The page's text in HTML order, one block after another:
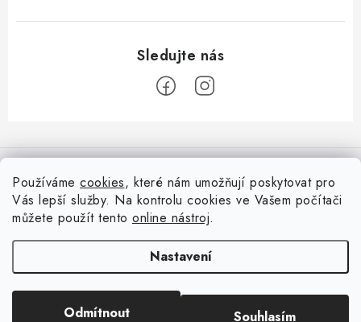
Používáme cookies, které nám umožňují poskytovat pro
Vás lepší služby. Na kontrolu cookies ve Vašem počítači
můžete použít tento online nástroj.
Nastavení
Odmítnout Souhlasím
á
Doprava
Oblíbené ♥️
Nepřehlédněte
Blog s nápady a návody
Slovník pojmů, české návody
. Všechna práva vyhrazena.Upravit nastavení